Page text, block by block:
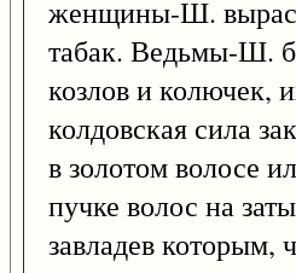
женщины-Ш.
табак. Ведьмы-Ш.
козлов и колючек,
колдовская сила
в золотом волосе
пучке волос на
завладев которым,